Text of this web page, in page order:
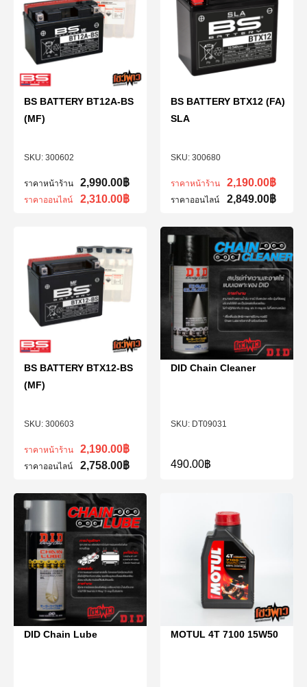
300602
BS BATTERY BT12A-BS
(MF)
ราคาหน้าร้าน 2,990.00฿
ราคาออนไลน์ 2,310.00฿
300680
BS BATTERY BTX12 (FA)
SLA
ราคาหน้าร้าน 2,190.00฿
ราคาออนไลน์ 2,849.00฿
300603
BS BATTERY BTX12-BS
(MF)
ราคาหน้าร้าน 2,190.00฿
ราคาออนไลน์ 2,758.00฿
DT09031
DID Chain Cleaner
490.00฿
DID Chain Lube MOTUL 4T 7100 15W50